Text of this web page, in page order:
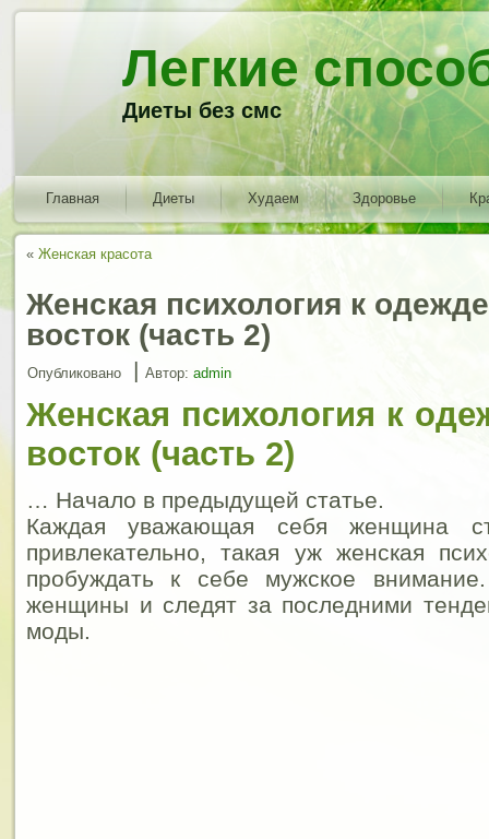
Легкие
Диеты без смс
Главная Диеты Худаем Здоровье
« Женская красота
Женская психология к
восток (часть 2)
Опубликовано | Автор: admin
Женская психология к
восток (часть 2)
… Начало в предыдущей статье.
Каждая уважающая себя женщина
привлекательно, такая уж женская
пробуждать к себе мужское
женщины и следят за последними
моды.